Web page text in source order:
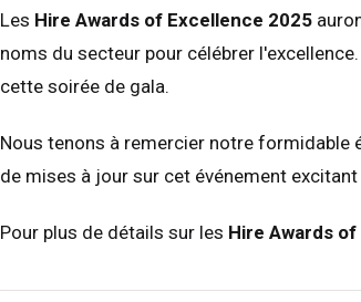
Les Hire Awards of Excellence 2025
noms du secteur pour célébrer
cette soirée de gala.
Nous tenons à remercier notre formidable
de mises à jour sur cet événement excitant
Pour plus de détails sur les Hire Awards